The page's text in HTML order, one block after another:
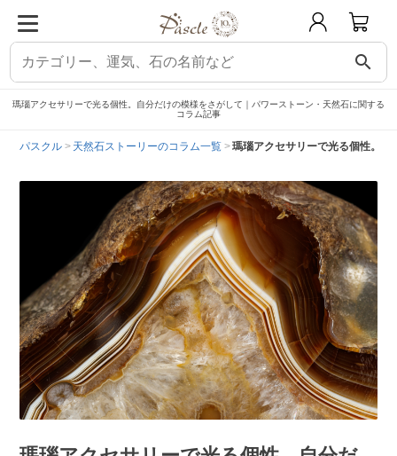
search
瑪瑙アクセサリーで光る個性。自分だけの模様をさがして｜パワーストーン・天然石に関する
コラム記事
パスクル 天然石ストーリーのコラム一覧 瑪瑙アクセサリーで光る個性。自